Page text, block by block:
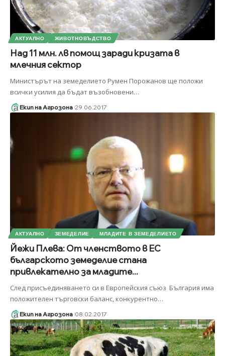
АКТУАЛНО ЖИВОТНОВЪДСТВО
Над 11 млн. лв помощ заради кризата в
млечния сектор
Министърът на земеделието Румен Порожанов ще положи
всички усилия да бъдат възобновени…
Екип на Агрозона 29.06.2017
АКТУАЛНО ЗЕМЕДЕЛИЕ МЛАДИТЕ В ЗЕМЕДЕЛИЕТО
Йежи Плева: От членството в ЕС
българското земеделие стана
привлекателно за младите...
След присъединяването си в Европейския съюз България има
положителен търговски баланс, конкурентно…
Екип на Агрозона 08.02.2017